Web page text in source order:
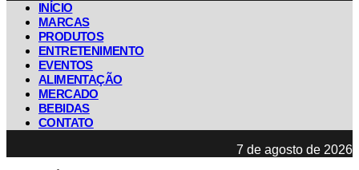
INÍCIO
MARCAS
PRODUTOS
ENTRETENIMENTO
EVENTOS
ALIMENTAÇÃO
MERCADO
BEBIDAS
CONTATO
7 de agosto de 2026